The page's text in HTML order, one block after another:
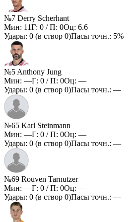
№7 Derry Scherhant
Мин: 11Г: 0 / П: 0Оц: 6.6
Удары: 0 (в створ 0)Пасы точн.: 5%
№5 Anthony Jung
Мин: —Г: 0 / П: 0Оц: —
Удары: 0 (в створ 0)Пасы точн.: —
№65 Karl Steinmann
Мин: —Г: 0 / П: 0Оц: —
Удары: 0 (в створ 0)Пасы точн.: —
№69 Rouven Tarnutzer
Мин: —Г: 0 / П: 0Оц: —
Удары: 0 (в створ 0)Пасы точн.: —